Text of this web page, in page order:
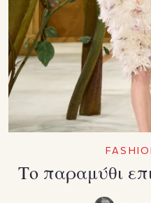
Το παραμύθι